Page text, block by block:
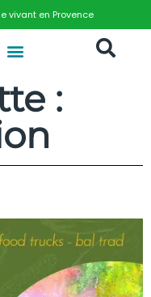
vivant en Provence
: